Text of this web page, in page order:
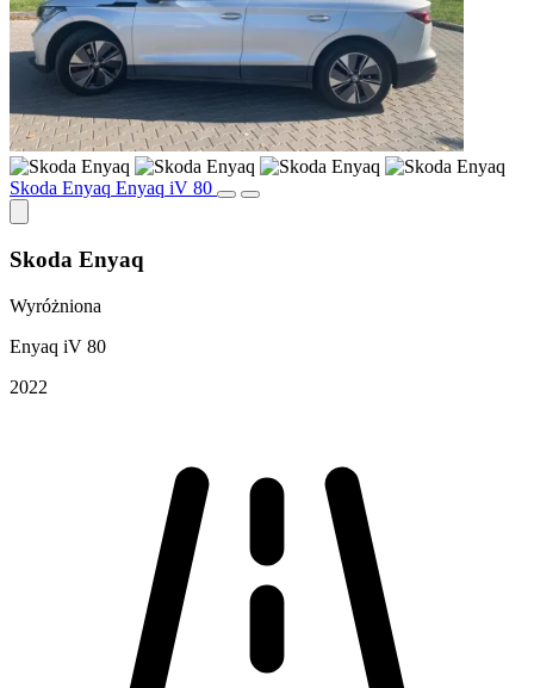
Skoda Enyaq Enyaq iV 80
Skoda Enyaq
Wyróżniona
Enyaq iV 80
2022